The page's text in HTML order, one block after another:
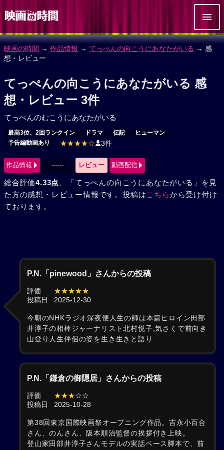
映画の時間 → 作品情報 → てっぺんの向こうにあなたがいる → 感
想・レビュー
てっぺんの向こうにあなたがいる 感
想・レビュー 3件
てっぺんのむこうにあなたがいる
最高3位、2回ランクイン ドラマ 伝記
ヒューマン
予告編動画あり
★★★★☆ 3件
作品情報 ------ レビュー 動画配信
総合評価4.33点 、「てっぺんの向こうにあなたがいる」を見
た方の感想・レビュー情報です。投稿はこちらから受け付け
ております。
P.N.「pinewood」さんからの投稿
評価
★★★★★
投稿日
2025-12-30
今朝のNHKラジオ深夜便人生の師は本篇ヒロイン田部
井淳子の相棒ジャーナリスト北村悦子,気さくで前向き
山登り人生伴侶の姿を生き生きと語り
P.N.「鎌倉の御隠居」さんからの投稿
評価 ★★★☆☆
投稿日
2025-10-28
第38回東京国際映画祭オープニング作品。吉永小百合
さん、のんさん、阪本順治監督の挨拶付き上映。
登山家田部井淳子さんモデルの実話ベース脚本で、前